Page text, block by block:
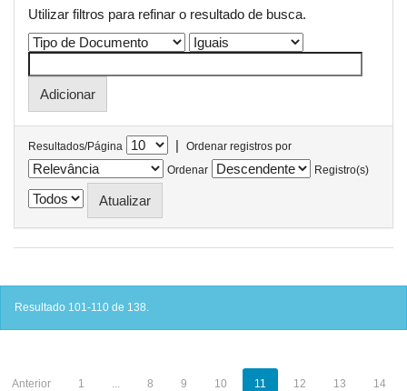
Utilizar filtros para refinar o resultado de busca.
Resultados/Página |
Ordenar registros por
Ordenar
Registro(s)
Resultado 101-110 de 138.
Anterior 1 ... 8 9 10 11 12 13 14